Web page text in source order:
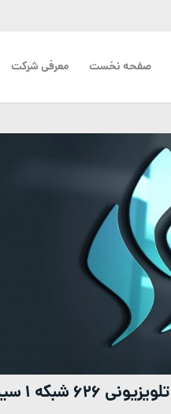
صفحه نخست معرفی شرکت
شبکه 1 سیما